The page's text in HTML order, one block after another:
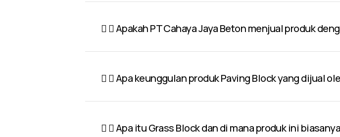
Apakah PT Cahaya Jaya Beton menjual produk
Apa keunggulan produk Paving Block yang dijual
Apa itu Grass Block dan di mana produk ini